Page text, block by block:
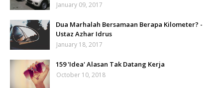
January 09, 2017
Dua Marhalah Bersamaan Berapa Kilometer? -
Ustaz Azhar Idrus
January 18, 2017
159 'Idea' Alasan Tak Datang Kerja
October 10, 2018